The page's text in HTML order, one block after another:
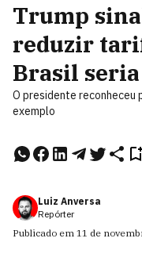
Trump
reduzir
Brasil
O presidente reconheceu
exemplo
Luiz Anversa
Repórter
Publicado em 11 de